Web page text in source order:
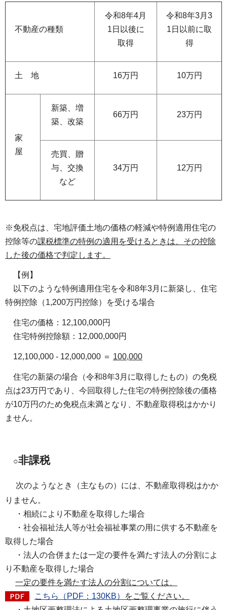
不動産の種類
令和8年4月
1日以後に
取得
令和8年3月3
1日以前に取
得
土 地 16万円 10万円
家
屋
新築、増
築、改築
66万円 23万円
売買、贈
与、交換
など
34万円 12万円
※免税点は、宅地評価土地の価格の軽減や特例適用住宅の
控除等の課税標準の特例の適用を受けるときは、 その控除
した後の価格で判定します。
【例】
以下のような特例適用住宅を令和8年3月に新築し、住宅
特例控除（1,200万円控除）を受ける場合
住宅の価格：12,100,000円
住宅特例控除額：12,000,000円
12,100,000 - 12,000,000 ＝ 100,000
住宅の新築の場合（令和8年3月に取得したもの）の免税
点は23万円であり、今回取得した住宅の特例控除後の価格
が10万円のため免税点未満となり、不動産取得税はかかり
ません。
○非課税
次のようなとき（主なもの）には、不動産取得税はかか
りません。
・相続により不動産を取得した場合
・社会福祉法人等が社会福祉事業の用に供する不動産を
取得した場合
・法人の合併または一定の要件を満たす法人の分割によ
り不動産を取得した場合
一定の要件を満たす法人の分割については、
こちら（PDF：130KB）
をご覧ください。